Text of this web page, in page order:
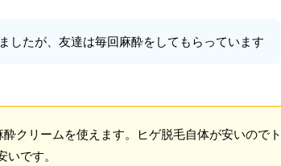
したが、友達は毎回麻酔をしてもらっています
クリームを使えます。ヒゲ脱毛自体が安いのでト
です。